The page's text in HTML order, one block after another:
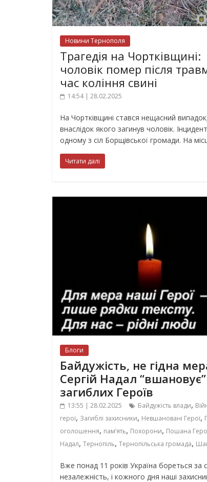
Новини Тернополя
Трагедія на Чортківщині:
чоловік помер після
час коління свині
14:54 | 28.02.2025
На Чортківщині стався нещасний
внаслідок якого загинув чоловік.
одному з сіл Борщівської громади. На
Читати далі
Блоги
Байдужість, не гідна
Сергій Надал “вшановує”
загиблих Героїв
13:55 | 28.02.2025 Байдужість влади,
герої, Загиблі захисники, Невшановані Герої,
оголошення, пам’ять, Похорони, Пошана
Надал, Тернопіль, Тернопільська громада,
Вже понад 11 років Україна бореться за
незалежність, і кожного дня наші